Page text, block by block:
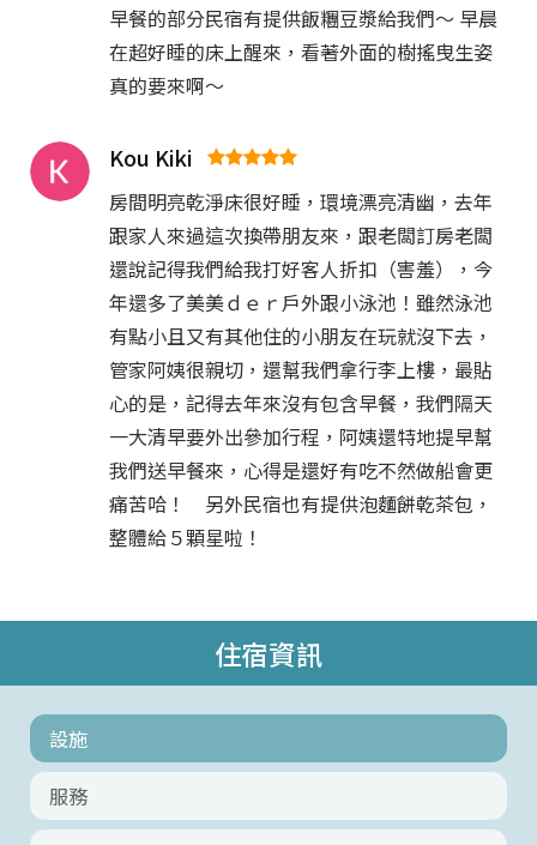
早餐的部分民宿有提供飯糰豆漿給我們～ 早晨
在超好睡的床上醒來，看著外面的樹搖曳生姿
真的要來啊～
Kou Kiki
房間明亮乾淨床很好睡，環境漂亮清幽，去年
跟家人來過這次換帶朋友來，跟老闆訂房老闆
還說記得我們給我打好客人折扣（害羞），今
年還多了美美ｄｅｒ戶外跟小泳池！雖然泳池
有點小且又有其他住的小朋友在玩就沒下去，
管家阿姨很親切，還幫我們拿行李上樓，最貼
心的是，記得去年來沒有包含早餐，我們隔天
一大清早要外出參加行程，阿姨還特地提早幫
我們送早餐來，心得是還好有吃不然做船會更
痛苦哈！ 另外民宿也有提供泡麵餅乾茶包，
整體給５顆星啦！
住宿資訊
設施
服務